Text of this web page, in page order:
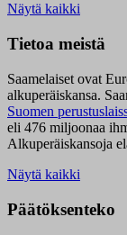
Näytä kaikki
Tietoa meistä
Saamelaiset ovat
alkuperäiskansa.
Suomen
eli 476 miljoonaa
Alkuperäiskansoja
Näytä kaikki
Päätöksenteko